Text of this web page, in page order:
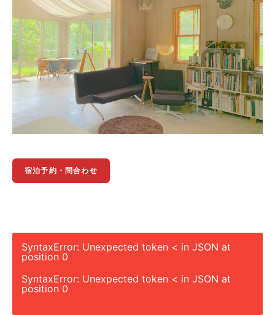
宿泊予約・問合わせ
SyntaxError: Unexpected token < in JSON at
position 0
SyntaxError: Unexpected token < in JSON at
position 0